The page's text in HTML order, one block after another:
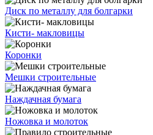
Диск по металлу для болгарки
Кисти- макловицы
Коронки
Мешки строительные
Наждачная бумага
Ножовка и молоток